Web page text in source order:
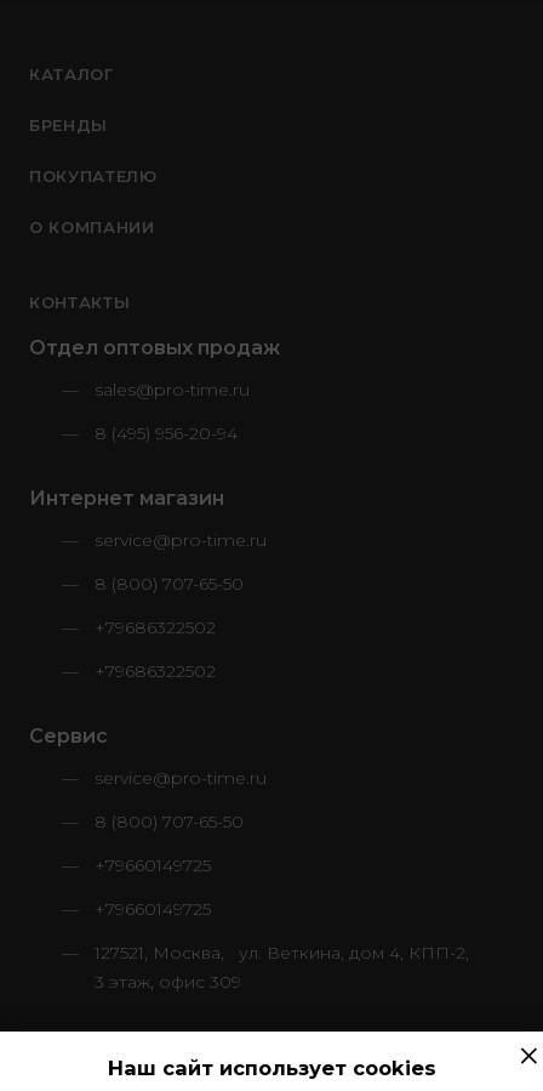
КАТАЛОГ
БРЕНДЫ
ПОКУПАТЕЛЮ
О КОМПАНИИ
КОНТАКТЫ
Отдел оптовых продаж
sales@pro-time.ru
8 (495) 956-20-94
Интернет магазин
service@pro-time.ru
8 (800) 707-65-50
+79686322502
+79686322502
Сервис
service@pro-time.ru
8 (800) 707-65-50
+79660149725
+79660149725
127521, Москва, ул. Веткина, дом 4, КПП-2,
3 этаж, офис 309
×
Наш сайт использует cookies